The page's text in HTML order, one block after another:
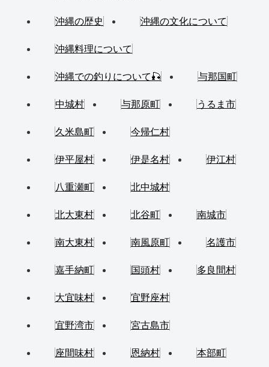
沖縄の歴史 沖縄の文化について
沖縄料理について
沖縄での釣りについて🎣 与那国町
中城村 与那原町 うるま市
久米島町 今帰仁村
伊平屋村 伊是名村 伊江村
八重瀬町 北中城村
北大東村 北谷町 南城市
南大東村 南風原町 名護市
嘉手納町 国頭村 多良間村
大宜味村 宜野座村
宜野湾市 宮古島市
座間味村 恩納村 本部町